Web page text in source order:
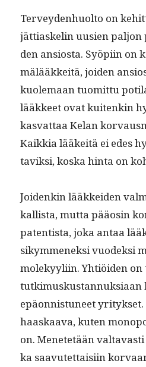
Ter­vey­den­huolto on
jät­ti­aske­lin uusien
den ansios­ta. Syöpi­in on
mälääkkeitä, joiden
kuole­maan tuomit­tu
lääk­keet ovat kuitenkin
kas­vat­taa Kelan
Kaikkia lääkeitä ei edes
taviksi, kos­ka hin­ta on
Joidenkin lääkkei­den
kallista, mut­ta pääosin
paten­tista, joka antaa
sikymmenek­si vuodek­si
molekyyli­in. Yhtiöi­den on
tutkimuskus­tan­nuk­si­aan
epäon­nis­tuneet
haaskaa­va, kuten
on. Menetetään
ka saavutet­taisi­in